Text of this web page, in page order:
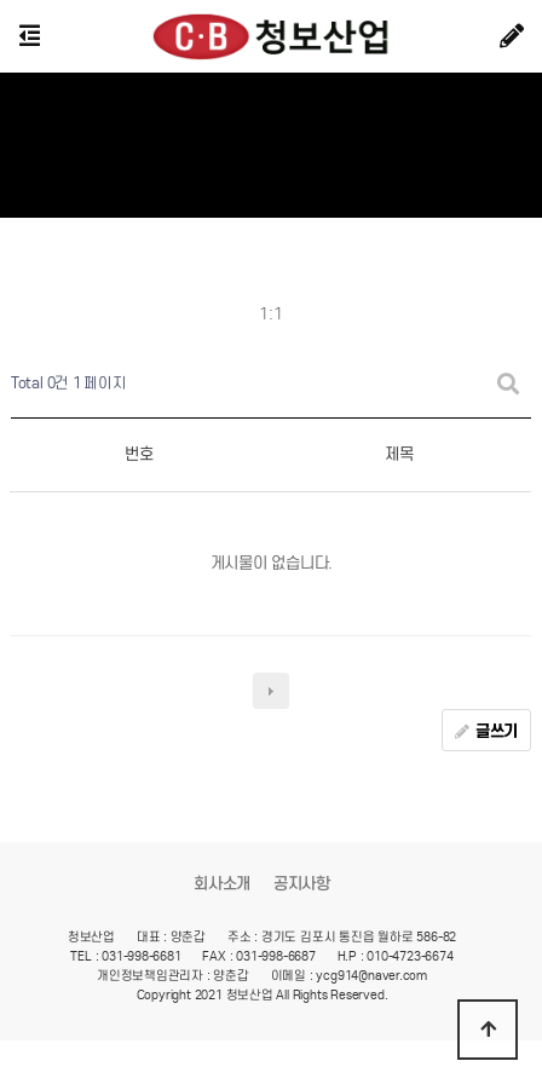
1:1
Total 0건 1 페이지
번호 제목
게시물이 없습니다.
글쓰기
회사소개 공지사항
청보산업 대표 : 양춘갑
주소 : 경기도 김포시 통진읍 월하로 586-82
TEL : 031-998-6681
FAX : 031-998-6687
H.P : 010-4723-6674
개인정보책임관리자 : 양춘갑
이메일 : ycg914@naver.com
Copyright 2021 청보산업 All Rights Reserved.